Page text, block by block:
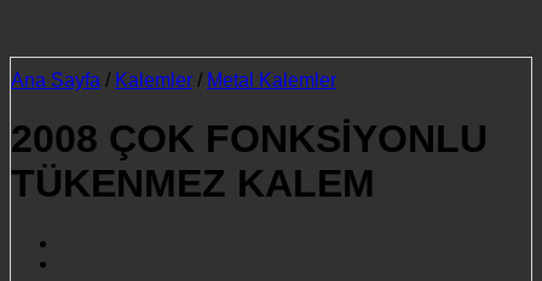
Ana Sayfa / Kalemler / Metal Kalemler
2008 ÇOK FONKSİYONLU
TÜKENMEZ KALEM